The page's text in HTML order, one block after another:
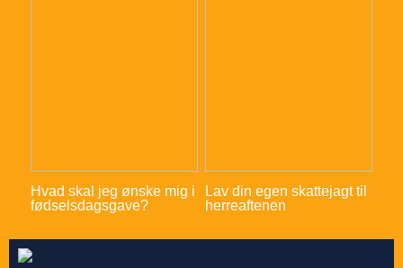
Hvad skal jeg ønske mig i
fødselsdagsgave?
Lav din egen skattejagt til
herreaftenen